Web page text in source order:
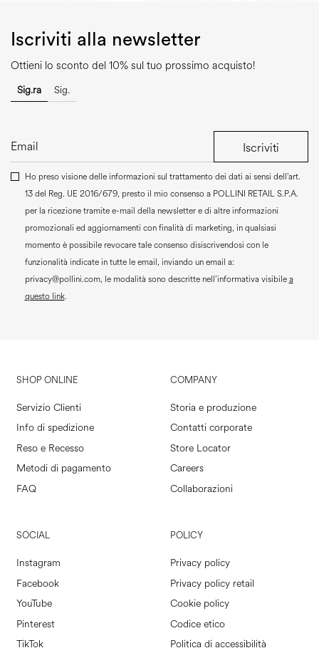
Iscriviti alla newsletter
Ottieni lo sconto del 10% sul tuo prossimo acquisto!
Sig.ra Sig.
Iscriviti
Ho preso visione delle informazioni sul trattamento dei dati ai sensi dell’art.
13 del Reg. UE 2016/679, presto il mio consenso a POLLINI RETAIL S.P.A.
per la ricezione tramite e-mail della newsletter e di altre informazioni
promozionali ed aggiornamenti con finalità di marketing, in qualsiasi
momento è possibile revocare tale consenso disiscrivendosi con le
funzionalità indicate in tutte le email, inviando un email a:
privacy@pollini.com, le modalità sono descritte nell’informativa visibilea
questo link.
SHOP ONLINE
Servizio Clienti
Info di spedizione
Reso e Recesso
Metodi di pagamento
FAQ
COMPANY
Storia e produzione
Contatti corporate
Store Locator
Careers
Collaborazioni
SOCIAL
Instagram
Facebook
YouTube
Pinterest
TikTok
POLICY
Privacy policy
Privacy policy retail
Cookie policy
Codice etico
Politica di accessibilità